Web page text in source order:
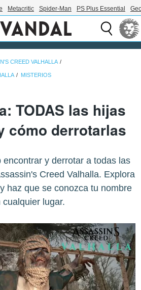
Metacritic Spider-Man PS Plus Essential
CREED VALHALLA
MISTERIOS
TODAS las hijas
cómo derrotarlas
encontrar y derrotar a todas las
Creed Valhalla. Explora
haz que se conozca tu nombre
cualquier lugar.